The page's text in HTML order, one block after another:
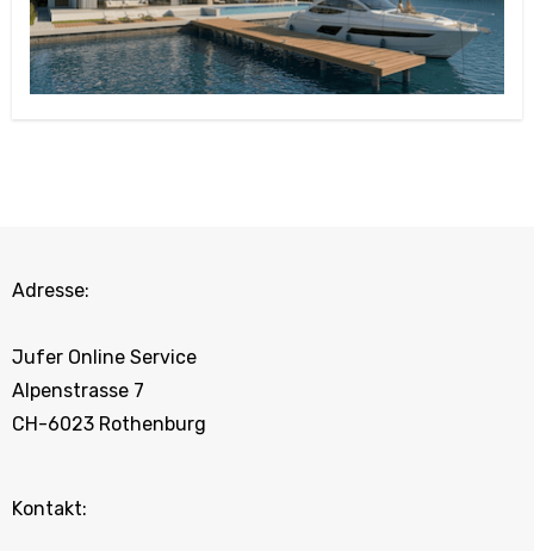
Adresse:
Jufer Online Service
Alpenstrasse 7
CH-6023 Rothenburg
Kontakt: